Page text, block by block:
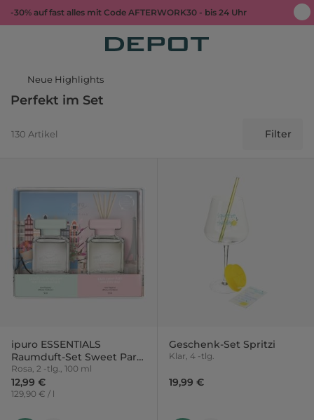
-30% auf fast alles mit Code AFTERWORK30 - bis 24 Uhr
Neue Highlights
Perfekt im Set
130 Artikel Filter
ipuro ESSENTIALS
Raumduft-Set Sweet Paris
& Floral Amsterdam
Rosa, 2 -tlg., 100 ml
12,99 €
129,90 € / l
Geschenk-Set Spritzi
Klar, 4 -tlg.
19,99 €